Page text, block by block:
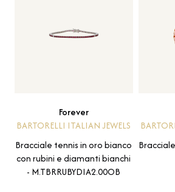
Forever
BARTORELLI ITALIAN JEWELS
Bracciale tennis in oro bianco
con rubini e diamanti bianchi
- M.TBRRUBYDIA2.00OB